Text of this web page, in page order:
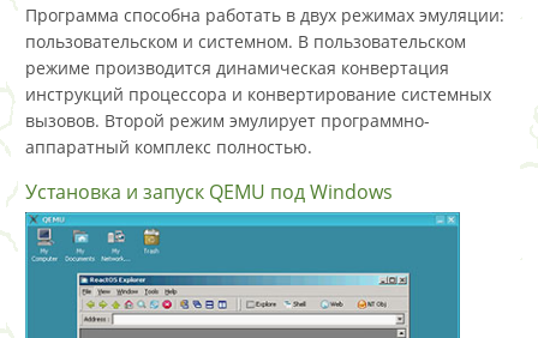
Программа способна работать в двух режимах эмуляции:
пользовательском и системном. В пользовательском
режиме производится динамическая конвертация
инструкций процессора и конвертирование системных
вызовов. Второй режим эмулирует программно-
аппаратный комплекс полностью.
Установка и запуск QEMU под Windows